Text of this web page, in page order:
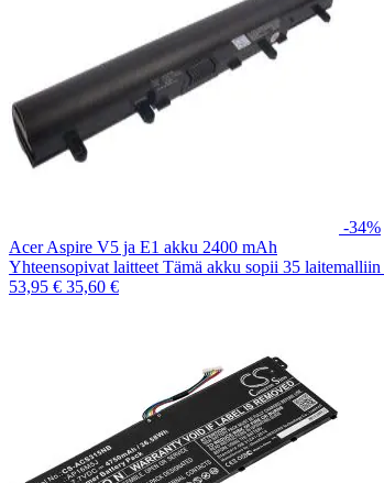
-34%
Acer Aspire V5 ja E1 akku 2400 mAh
Yhteensopivat laitteet Tämä akku sopii 35
53,95 € 35,60 €